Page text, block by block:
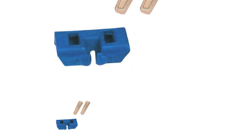
Подобрать аналог